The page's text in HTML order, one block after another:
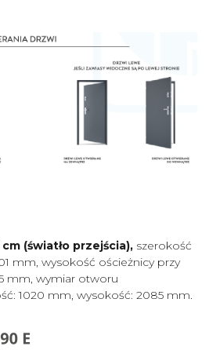
(światło przejścia), szerokość
mm, wysokość ościeżnicy przy
mm, wymiar otworu
1020 mm, wysokość: 2085 mm.